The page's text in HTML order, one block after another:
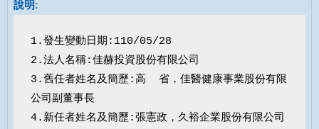
1.發生變動日期:110/05/28
2.法人名稱:佳赫投資股份有限公司
3.舊任者姓名及簡歷:高  省，佳醫健康事業股份有限
公司副董事長
4.新任者姓名及簡歷:張憲政，久裕企業股份有限公司